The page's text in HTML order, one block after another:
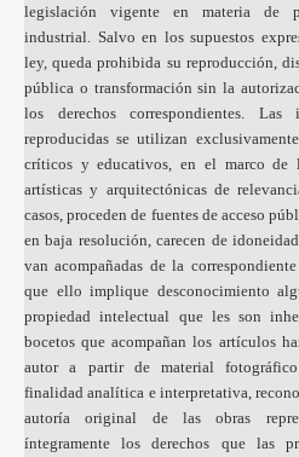
legislación vigente en materia de
industrial. Salvo en los supuestos
ley, queda prohibida su reproducción,
pública o transformación sin la
los derechos correspondientes. Las
reproducidas se utilizan
críticos y educativos, en el marco de
artísticas y arquitectónicas de
casos, proceden de fuentes de acceso
en baja resolución, carecen de
van acompañadas de la
que ello implique desconocimiento
propiedad intelectual que les son
bocetos que acompañan los artículos
autor a partir de material
finalidad analítica e interpretativa,
autoría original de las obras
íntegramente los derechos que las